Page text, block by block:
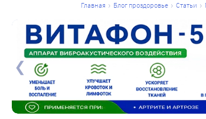
главная блог проздоровье статьи